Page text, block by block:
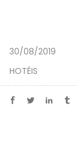
30/08/2019
HOTÉIS